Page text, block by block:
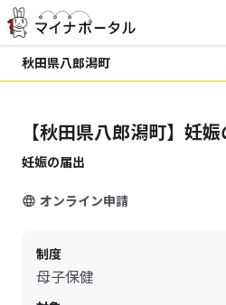
秋田県八郎潟町
【秋田県八郎潟町】妊
妊娠の届出
オンライン申請
制度
母子保健